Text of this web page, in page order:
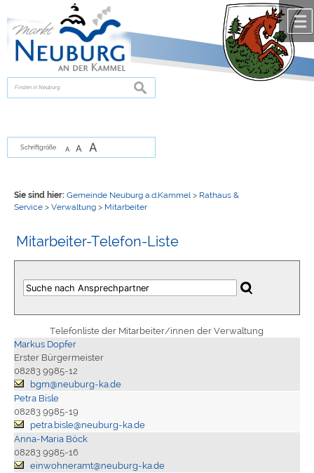
zur Navigationoder
springen.
suchen
Schriftgröße A A A
Sie sind hier: Gemeinde Neuburg a.d.Kammel > Rathaus &
Service> Verwaltung> Mitarbeiter
Mitarbeiter-Telefon-Liste
Telefonliste der Mitarbeiter/innen der Verwaltung
Markus Dopfer
Erster Bürgermeister
08283 9985-12
bgm@neuburg-ka.de
Petra Bisle
08283 9985-19
petra.bisle@neuburg-ka.de
Anna-Maria Böck
08283 9985-16
einwohneramt@neuburg-ka.de